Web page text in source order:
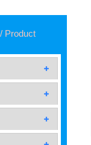
Product